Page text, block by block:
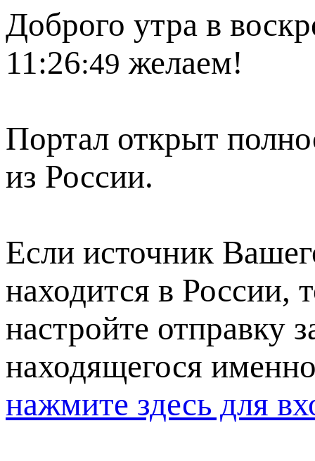
Доброго утра в
11:26:49 желаем!
Портал открыт
из России.
Если источник
находится в России,
настройте отправку
находящегося
нажмите здесь для